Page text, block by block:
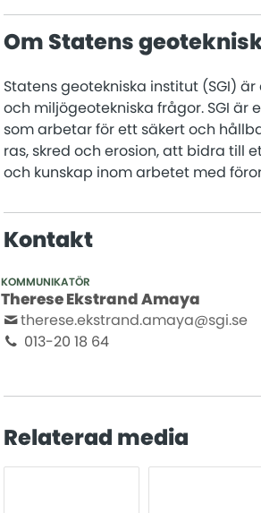
Om Statens
Statens geotekniska institut (SGI)
och miljögeotekniska frågor. SGI
som arbetar för ett säkert och
ras, skred och erosion, att bidra till
och kunskap inom arbetet med
Kontakt
KOMMUNIKATÖR
Therese Ekstrand Amaya
therese.ekstrand.amaya@sgi.se
013-20 18 64
Relaterad media